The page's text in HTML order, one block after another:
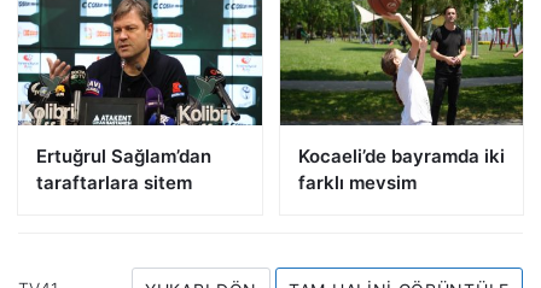
Ertuğrul Sağlam’dan
taraftarlara sitem
Kocaeli’de bayramda iki
farklı mevsim